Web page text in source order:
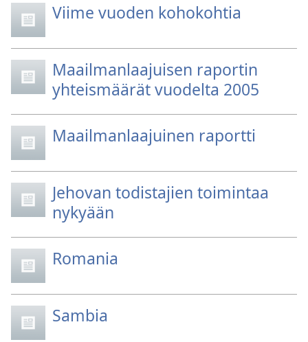
Viime vuoden kohokohtia
Maailmanlaajuisen raportin
yhteismäärät vuodelta 2005
Maailmanlaajuinen raportti
Jehovan todistajien toimintaa
nykyään
Romania
Sambia